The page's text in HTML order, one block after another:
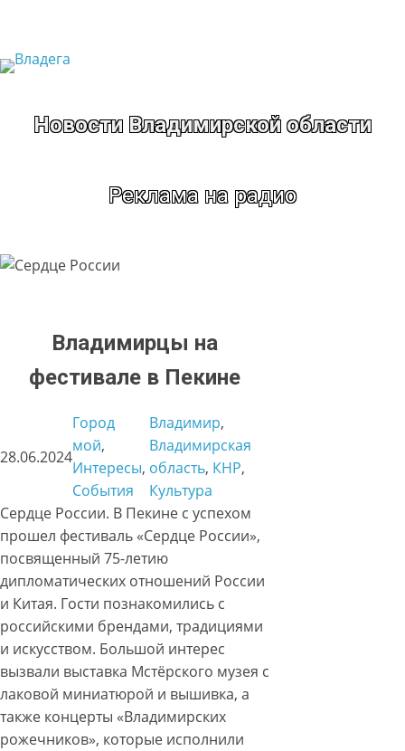
содержимому
Новости Владимирской области
Реклама на радио
Владимирцы на
фестивале в Пекине
28.06.2024
Город
мой
Интересы
События
Владимир
Владимирская
область, КНР
Культура
Сердце России. В Пекине с успехом
прошел фестиваль «Сердце России»,
посвященный 75-летию
дипломатических отношений России
и Китая. Гости познакомились с
российскими брендами, традициями
и искусством. Большой интерес
вызвали выставка Мстёрского музея с
лаковой миниатюрой и вышивка, а
также концерты «Владимирских
рожечников», которые исполнили